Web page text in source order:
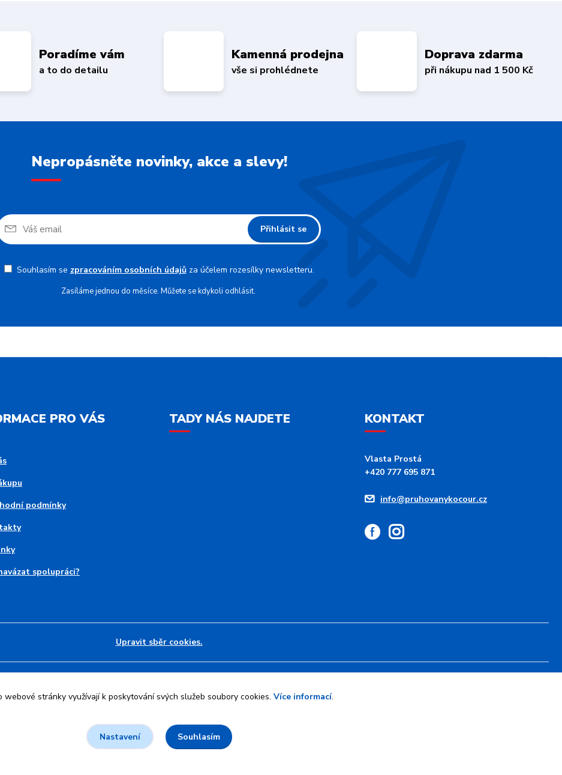
Poradíme vám
a to do detailu
Kamenná prodejna
vše si prohlédnete
Doprava zdarma
při nákupu nad 1 500 Kč
Nepropásněte novinky, akce a slevy!
Přihlásit se
Souhlasím se zpracováním osobních údajůza účelem rozesílky newsletteru.
Zasíláme jednou do měsíce. Můžete se kdykoli odhlásit.
PRO VÁS
podmínky
spolupráci?
TADY NÁS NAJDETE KONTAKT
Vlasta Prostá
+420 777 695 871
info@pruhovanykocour.cz
Upravit sběr cookies.
webové stránky využívají k poskytování svých služeb soubory cookies. Více informací.
Nastavení Souhlasím